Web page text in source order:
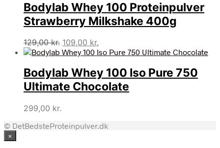
Bodylab Whey 100 Proteinpulver
Strawberry Milkshake 400g
129,00kr. Den
oprindelige
var:
129,00 kr..
109,00 kr.
aktuelle
er:
109,00 kr..
Bodylab Whey 100 Iso Pure 750
Ultimate Chocolate
299,00 kr.
© DetBedsteProteinpulver.dk
×